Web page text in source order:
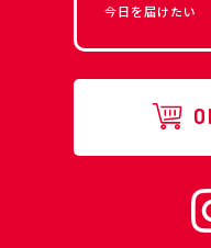
今日を届けたい